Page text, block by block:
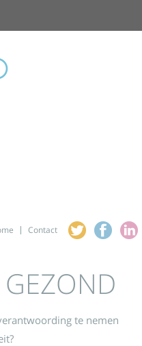
Contact
GEZOND
te nemen